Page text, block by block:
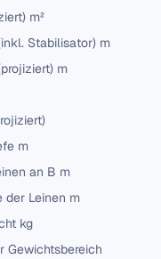
m²
Stabilisator) m
m
m
an B m
der Leinen m
kg
Gewichtsbereich